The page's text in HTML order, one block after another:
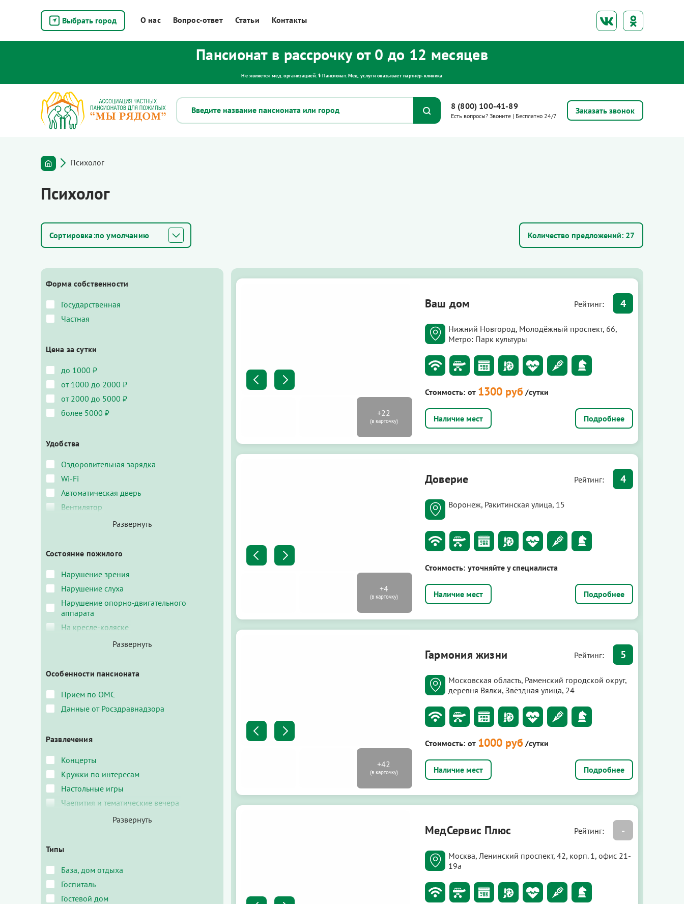
Выбрать город О нас Вопрос-ответ Статьи Контакты
Пансионат в рассрочку от 0 до 12 месяцев
Не является мед. организацией. ⚕ Пансионат. Мед. услуги оказывает партнёр‑клиника
8 (800) 100-41-89
Есть вопросы? Звоните | Бесплатно 24/7
Заказать звонок
Психолог
Психолог
по умолчанию Количество предложений: 27
Ваш дом Рейтинг: 4
Нижний Новгород, Молодёжный проспект, 66,
Метро: Парк культуры
Стоимость: от 1300 руб /сутки
Подробнее
Доверие Рейтинг: 4
Воронеж, Ракитинская улица, 15
Стоимость: уточняйте у специалиста
Подробнее
Гармония жизни Рейтинг: 5
Московская область, Раменский городской округ,
деревня Вялки, Звёздная улица, 24
Стоимость: от 1000 руб /сутки
Подробнее
МедСервис Плюс Рейтинг: -
Москва, Ленинский проспект, 42, корп. 1, офис 21-
19а
Форма собственности
Государственная
Частная
Цена за сутки
до 1000 ₽
от 1000 до 2000 ₽
от 2000 до 5000 ₽
более 5000 ₽
Удобства
Оздоровительная зарядка
Wi-Fi
Автоматическая дверь
Вентилятор
Состояние пожилого
Нарушение зрения
Нарушение слуха
Нарушение опорно-двигательного
аппарата
На кресле-коляске
Особенности пансионата
Прием по ОМС
Данные от Росздравнадзора
Развлечения
Концерты
Кружки по интересам
Настольные игры
Чаепития и тематические вечера
Типы
База, дом отдыха
Госпиталь
Гостевой дом